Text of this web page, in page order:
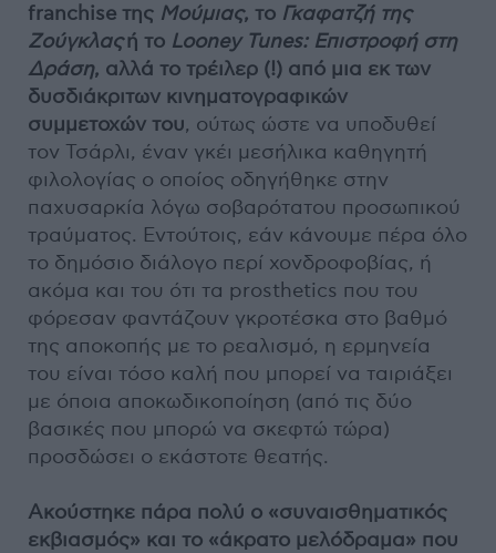
franchise της Μούμιας, το Γκαφατζή της
Ζούγκλαςή το Looney Tunes: Επιστροφή στη
Δράση, αλλά το τρέιλερ (!) από μια εκ των
δυσδιάκριτων κινηματογραφικών
συμμετοχών του, ούτως ώστε να υποδυθεί
τον Τσάρλι, έναν γκέι μεσήλικα καθηγητή
φιλολογίας ο οποίος οδηγήθηκε στην
παχυσαρκία λόγω σοβαρότατου προσωπικού
τραύματος. Εντούτοις, εάν κάνουμε πέρα όλο
το δημόσιο διάλογο περί χονδροφοβίας, ή
ακόμα και του ότι τα prosthetics που του
φόρεσαν φαντάζουν γκροτέσκα στο βαθμό
της αποκοπής με το ρεαλισμό, η ερμηνεία
του είναι τόσο καλή που μπορεί να ταιριάξει
με όποια αποκωδικοποίηση (από τις δύο
βασικές που μπορώ να σκεφτώ τώρα)
προσδώσει ο εκάστοτε θεατής.
Ακούστηκε πάρα πολύ ο «συναισθηματικός
εκβιασμός» και το «άκρατο μελόδραμα» που